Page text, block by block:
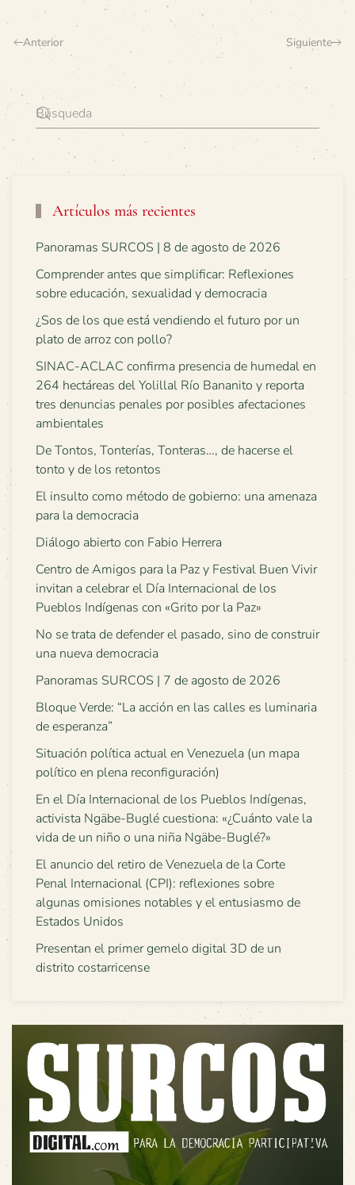
Anterior Siguiente
Artículos más recientes
Panoramas SURCOS | 8 de agosto de 2026
Comprender antes que simplificar: Reflexiones
sobre educación, sexualidad y democracia
¿Sos de los que está vendiendo el futuro por un
plato de arroz con pollo?
SINAC-ACLAC confirma presencia de humedal en
264 hectáreas del Yolillal Río Bananito y reporta
tres denuncias penales por posibles afectaciones
ambientales
De Tontos, Tonterías, Tonteras…, de hacerse el
tonto y de los retontos
El insulto como método de gobierno: una amenaza
para la democracia
Diálogo abierto con Fabio Herrera
Centro de Amigos para la Paz y Festival Buen Vivir
invitan a celebrar el Día Internacional de los
Pueblos Indígenas con «Grito por la Paz»
No se trata de defender el pasado, sino de construir
una nueva democracia
Panoramas SURCOS | 7 de agosto de 2026
Bloque Verde: “La acción en las calles es luminaria
de esperanza”
Situación política actual en Venezuela (un mapa
político en plena reconfiguración)
En el Día Internacional de los Pueblos Indígenas,
activista Ngäbe-Buglé cuestiona: «¿Cuánto vale la
vida de un niño o una niña Ngäbe-Buglé?»
El anuncio del retiro de Venezuela de la Corte
Penal Internacional (CPI): reflexiones sobre
algunas omisiones notables y el entusiasmo de
Estados Unidos
Presentan el primer gemelo digital 3D de un
distrito costarricense